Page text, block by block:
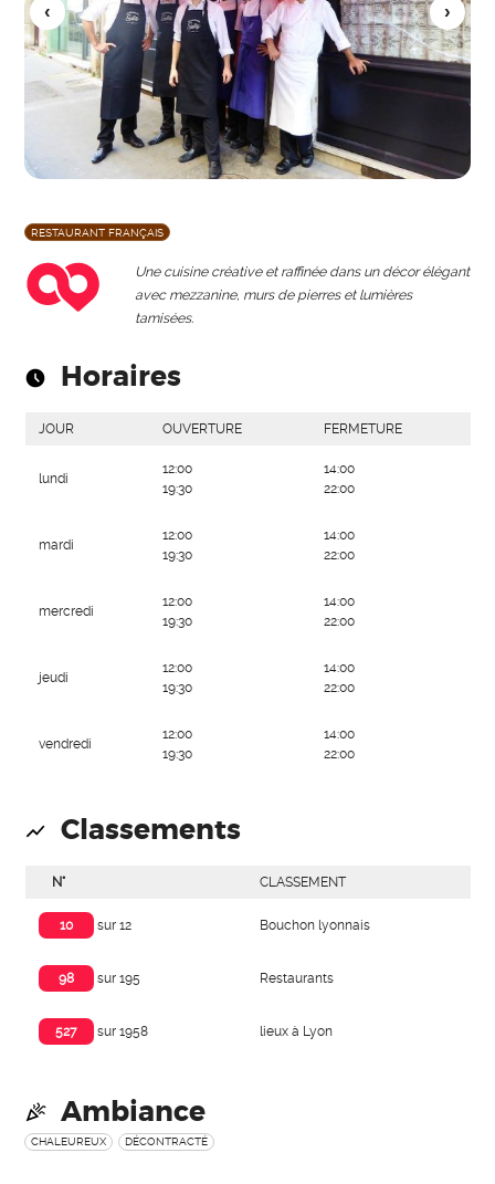
RESTAURANT FRANÇAIS
Une cuisine créative et raffinée dans un décor élégant
avec mezzanine, murs de pierres et lumières
tamisées.
Horaires
JOUR OUVERTURE FERMETURE
lundi
12:00
19:30
14:00
22:00
mardi
12:00
19:30
14:00
22:00
mercredi
12:00
19:30
14:00
22:00
jeudi
12:00
19:30
14:00
22:00
vendredi
12:00
19:30
14:00
22:00
Classements
N° CLASSEMENT
10 sur 12 Bouchon lyonnais
98 sur 195 Restaurants
527 sur 1958 lieux à Lyon
Ambiance
CHALEUREUX DÉCONTRACTÉ